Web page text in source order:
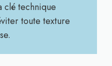
clé technique
toute texture